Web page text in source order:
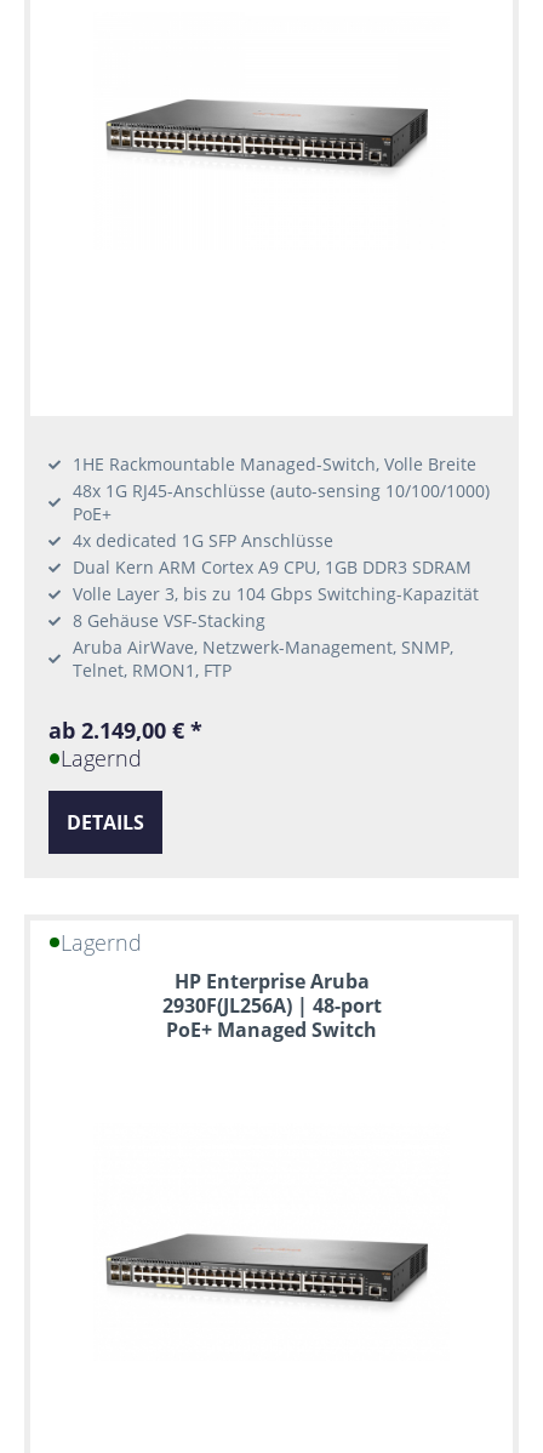
1HE Rackmountable Managed-Switch, Volle Breite
48x 1G RJ45-Anschlüsse (auto-sensing 10/100/1000)
PoE+
4x dedicated 1G SFP Anschlüsse
Dual Kern ARM Cortex A9 CPU, 1GB DDR3 SDRAM
Volle Layer 3, bis zu 104 Gbps Switching-Kapazität
8 Gehäuse VSF-Stacking
Aruba AirWave, Netzwerk-Management, SNMP,
Telnet, RMON1, FTP
ab 2.149,00 € *
Lagernd
DETAILS
Lagernd
HP Enterprise Aruba
2930F(JL256A) | 48-port
PoE+ Managed Switch